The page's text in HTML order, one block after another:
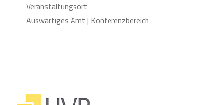
Veranstaltungsort
Auswärtiges Amt | Konferenzbereich